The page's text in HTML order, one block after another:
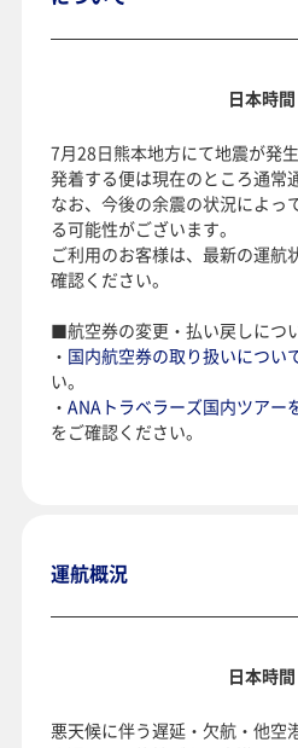
日本時
7月28日熊本地方にて地震が発
発着する便は現在のところ通常
なお、今後の余震の状況によっ
る可能性がございます。
ご利用のお客様は、最新の運航
確認ください。
■航空券の変更・払い戻しにつ
・ 国内航空券の取り扱いについ
い。
・ ANAトラベラーズ国内ツアー
をご確認ください。
運航概況
日本時
悪天候に伴う遅延・欠航・他空